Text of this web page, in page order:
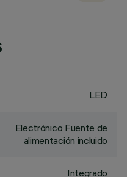
LED
Electrónico Fuente de
alimentación incluido
Integrado